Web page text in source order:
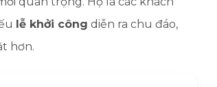
lễ khởi công diễn ra chu đáo,
hơn.